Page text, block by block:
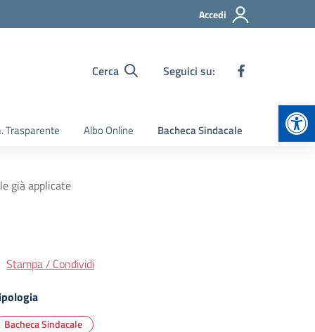
Accedi
Cerca Seguici su:
Trasparente Albo Online Bacheca Sindacale
già applicate
Stampa / Condividi
Bacheca Sindacale